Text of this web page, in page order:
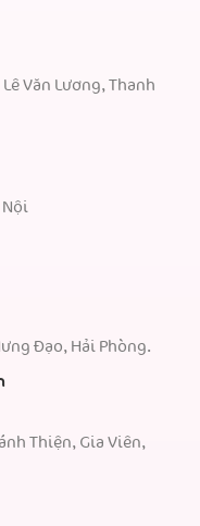
Lê Văn Lương, Thanh
Nội
Đạo, Hải Phòng.
Thiện, Gia Viên,